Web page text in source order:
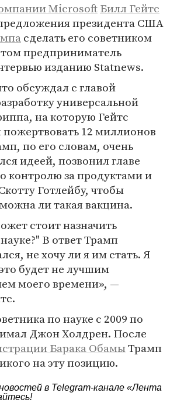
MicrosoftБилл Гейтс
президента США
сделать его советником
предприниматель
изданию Statnews.
обсуждал с главой
универсальной
на которую Гейтс
пожертвовать 12 миллионов
по его словам, очень
идеей, позвонил главе
контролю за продуктами и
Готлейбу, чтобы
ли такая вакцина.
стоит назначить
В ответ Трамп
не хочу ли я им стать. Я
будет не лучшим
моего времени», —
по науке с 2009 по
Джон Холдрен. После
Барака ОбамыТрамп
на эту позицию.
в Telegram-канале «Лента